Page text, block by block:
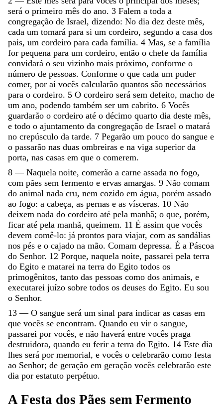
será o primeiro mês do ano. 3 Falem a toda a
congregação de Israel, dizendo: No dia dez deste mês,
cada um tomará para si um cordeiro, segundo a casa dos
pais, um cordeiro para cada família. 4 Mas, se a família
for pequena para um cordeiro, então o chefe da família
convidará o seu vizinho mais próximo, conforme o
número de pessoas. Conforme o que cada um puder
comer, por aí vocês calcularão quantos são necessários
para o cordeiro. 5 O cordeiro será sem defeito, macho de
um ano, podendo também ser um cabrito. 6 Vocês
guardarão o cordeiro até o décimo quarto dia deste mês,
e todo o ajuntamento da congregação de Israel o matará
no crepúsculo da tarde. 7 Pegarão um pouco do sangue e
o passarão nas duas ombreiras e na viga superior da
porta, nas casas em que o comerem.
8 — Naquela noite, comerão a carne assada no fogo,
com pães sem fermento e ervas amargas. 9 Não comam
do animal nada cru, nem cozido em água, porém assado
ao fogo: a cabeça, as pernas e as vísceras. 10 Não
deixem nada do cordeiro até pela manhã; o que, porém,
ficar até pela manhã, queimem. 11 É assim que vocês
devem comê-lo: já prontos para viajar, com as sandálias
nos pés e o cajado na mão. Comam depressa. É a Páscoa
do Senhor. 12 Porque, naquela noite, passarei pela terra
do Egito e matarei na terra do Egito todos os
primogênitos, tanto das pessoas como dos animais, e
executarei juízo sobre todos os deuses do Egito. Eu sou
o Senhor.
13 — O sangue será um sinal para indicar as casas em
que vocês se encontram. Quando eu vir o sangue,
passarei por vocês, e não haverá entre vocês praga
destruidora, quando eu ferir a terra do Egito. 14 Este dia
lhes será por memorial, e vocês o celebrarão como festa
ao Senhor; de geração em geração vocês celebrarão este
dia por estatuto perpétuo.
A Festa dos Pães sem Fermento